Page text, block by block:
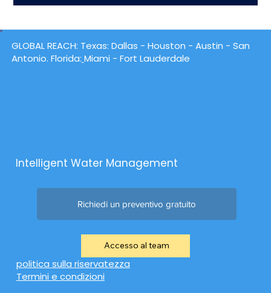
Richiedi un preventivo gratuito
Accesso al team
politica sulla riservatezza
Termini e condizioni
Intelligent Water Management
GLOBAL REACH: Texas: Dallas - Houston - Austin - San
Antonio. Florida: Miami - Fort Lauderdale